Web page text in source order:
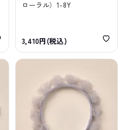
ローラル）1-8Y
3,410円(税込)